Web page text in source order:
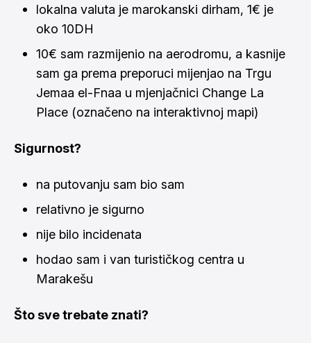
lokalna valuta je marokanski dirham, 1€ je
oko 10DH
10€ sam razmijenio na aerodromu, a kasnije
sam ga prema preporuci mijenjao na Trgu
Jemaa el-Fnaa u mjenjačnici Change La
Place (označeno na interaktivnoj mapi)
Sigurnost?
na putovanju sam bio sam
relativno je sigurno
nije bilo incidenata
hodao sam i van turističkog centra u
Marakešu
Što sve trebate znati?